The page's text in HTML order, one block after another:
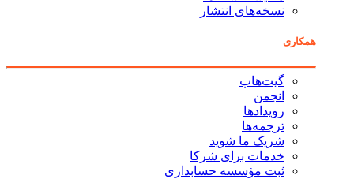
نسخه‌های انتشار
همکاری
گیت‌هاب
انجمن
رویدادها
ترجمه‌ها
شریک ما شوید
خدمات برای شرکا
ثبت مؤسسه حسابداری